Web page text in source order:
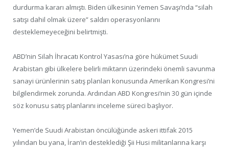
durdurma kararı almıştı. Biden ülkesinin Yemen Savaşı’nda “silah
satışı dahil olmak üzere” saldırı operasyonlarını
desteklemeyeceğini belirtmişti.
ABD’nin Silah İhracatı Kontrol Yasası’na göre hükümet Suudi
Arabistan gibi ülkelere belirli miktarın üzerindeki önemli savunma
sanayi ürünlerinin satış planları konusunda Amerikan Kongresi’ni
bilgilendirmek zorunda. Ardından ABD Kongresi’nin 30 gün içinde
söz konusu satış planlarını inceleme süreci başlıyor.
Yemen’de Suudi Arabistan öncülüğünde askeri ittifak 2015
yılından bu yana, İran’ın desteklediği Şii Husi militanlarına karşı